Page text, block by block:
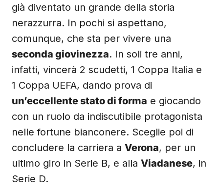
già diventato un grande della storia
nerazzurra. In pochi si aspettano,
comunque, che sta per vivere una
seconda giovinezza. In soli tre anni,
infatti, vincerà 2 scudetti, 1 Coppa Italia e
1 Coppa UEFA, dando prova di
un’eccellente stato di forma e giocando
con un ruolo da indiscutibile protagonista
nelle fortune bianconere. Sceglie poi di
concludere la carriera a Verona, per un
ultimo giro in Serie B, e alla Viadanese, in
Serie D.